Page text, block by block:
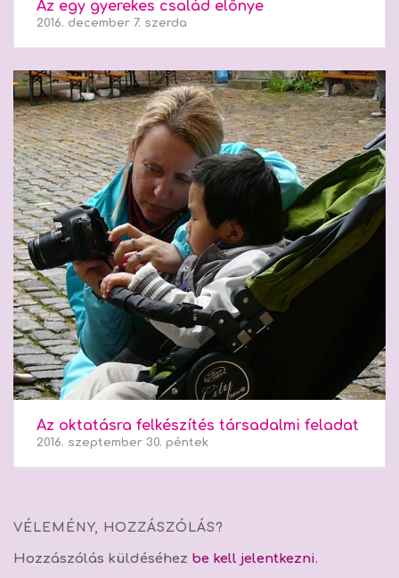
Az egy gyerekes család előnye
2016. december 7. szerda
Az oktatásra felkészítés társadalmi feladat
2016. szeptember 30. péntek
VÉLEMÉNY, HOZZÁSZÓLÁS?
Hozzászólás küldéséhez be kell jelentkezni.